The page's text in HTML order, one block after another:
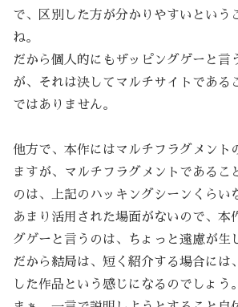
で、区別した方が分かりやすいという
ね。
だから個人的にもザッピングゲーと言
が、それは決してマルチサイトである
ではありません。
他方で、本作にはマルチフラグメント
ますが、マルチフラグメントであるこ
のは、上記のハッキングシーンくらい
あまり活用された場面がないので、本
グゲーと言うのは、ちょっと遠慮が生
だから結局は、短く紹介する場合には
した作品という感じになるのでしょう。